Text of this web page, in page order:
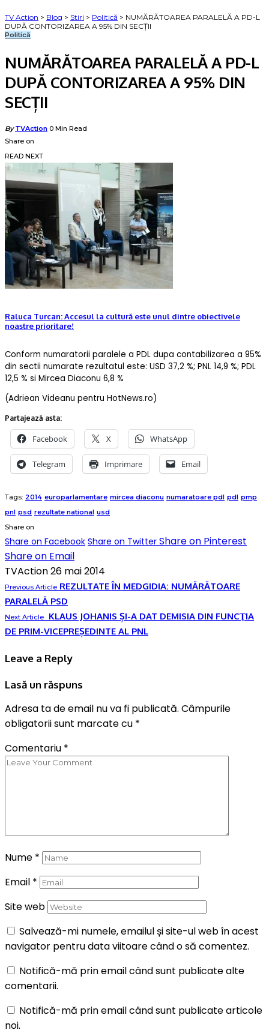
TV Action > Blog > Stiri > Politică > NUMĂRĂTOAREA PARALELĂ A PD-L
DUPĂ CONTORIZAREA A 95% DIN SECȚII
Politică
NUMĂRĂTOAREA PARALELĂ A PD-L
DUPĂ CONTORIZAREA A 95% DIN
SECȚII
Posted
ByTVAction 0 Min Read
Share on
READ NEXT
Raluca Turcan: Accesul la cultură este unul dintre obiectivele
noastre prioritare!
Conform numaratorii paralele a PDL dupa contabilizarea a 95%
din sectii numarate rezultatul este: USD 37,2 %; PNL 14,9 %; PDL
12,5 % si Mircea Diaconu 6,8 %
(Adriean Videanu pentru HotNews.ro)
Partajează asta:
Facebook X WhatsApp
Telegram Imprimare Email
Tags: 2014 europarlamentare mircea diaconu numaratoare pdl pdl pmp
pnl psd rezultate national usd
Share on
Share on Facebook Share on Twitter Share on Pinterest
Share on Email
TVAction26 mai 2014
Previous Article REZULTATE ÎN MEDGIDIA: NUMĂRĂTOARE
PARALELĂ PSD
Next Article
KLAUS JOHANIS ȘI-A DAT DEMISIA DIN FUNCŢIA
DE PRIM-VICEPREȘEDINTE AL PNL
Leave a Reply
Lasă un răspuns
Adresa ta de email nu va fi publicată. Câmpurile
obligatorii sunt marcate cu *
Comentariu *
Nume *
Email *
Site web
Salvează-mi numele, emailul și site-ul web în acest
navigator pentru data viitoare când o să comentez.
Notifică-mă prin email când sunt publicate alte
comentarii.
Notifică-mă prin email când sunt publicate articole
noi.